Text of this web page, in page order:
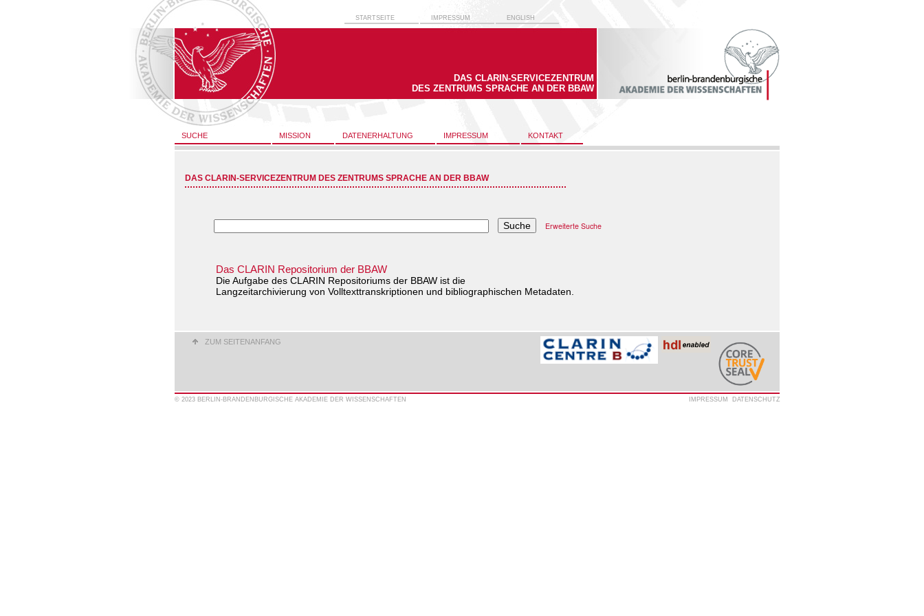
STARTSEITE IMPRESSUM ENGLISH
DAS CLARIN-SERVICEZENTRUM
DES ZENTRUMS SPRACHE AN DER BBAW
SUCHE MISSION DATENERHALTUNG IMPRESSUM KONTAKT
DAS CLARIN-SERVICEZENTRUM DES ZENTRUMS SPRACHE AN DER BBAW
Erweiterte Suche
Das CLARIN Repositorium der BBAW
Die Aufgabe des CLARIN Repositoriums der BBAW ist die
Langzeitarchivierung von Volltexttranskriptionen und bibliographischen Metadaten.
ZUM SEITENANFANG
© 2023 BERLIN-BRANDENBURGISCHE AKADEMIE DER WISSENSCHAFTEN DATENSCHUTZ
IMPRESSUM